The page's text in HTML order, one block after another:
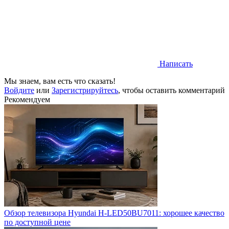
Написать
Мы знаем, вам есть что сказать!
Войдите или Зарегистрируйтесь, чтобы оставить комментарий
Рекомендуем
Обзор телевизора Hyundai H-LED50BU7011: хорошее качество
по доступной цене